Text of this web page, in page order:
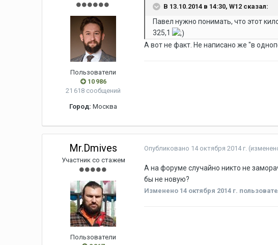
Пользователи
10 986
21 618 сообщений
Город: Москва
В 13.10.2014 в 14:30, W12 сказал:
Павел нужно понимать, что этот
325,1
А вот не факт. Не написано же "в
Mr.Dmives
Участник со стажем
Пользователи
Опубликовано 14 октября 2014 г.
А на форуме случайно никто не
бы не новую?
Изменено 14 октября 2014 г.